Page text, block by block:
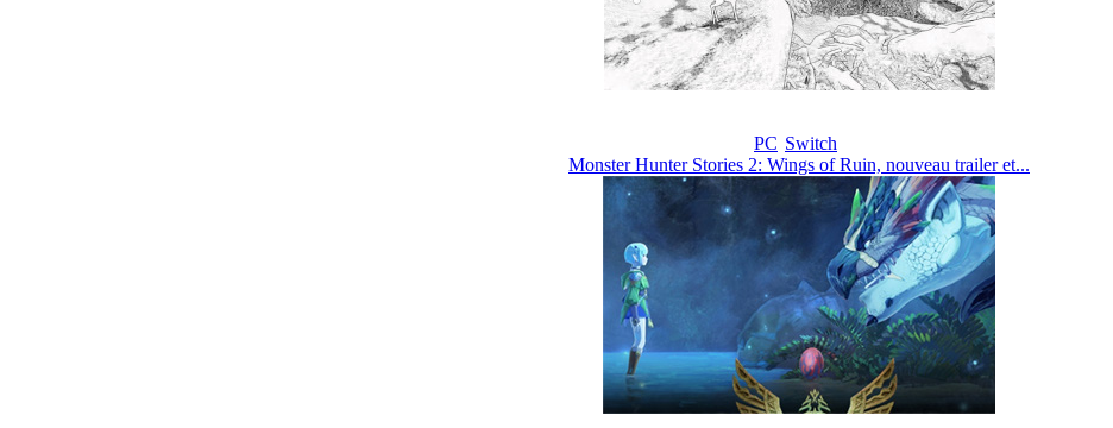
PC Switch
Monster Hunter Stories 2: Wings of Ruin, nouveau trailer et...